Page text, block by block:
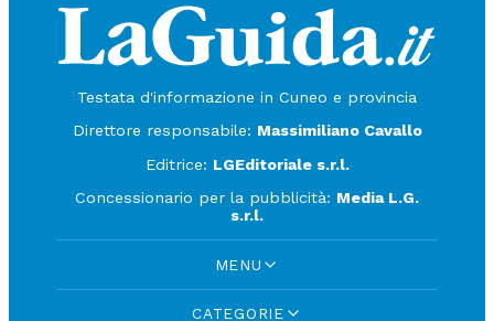
Testata d'informazione in Cuneo e provincia
Direttore responsabile: Massimiliano Cavallo
Editrice: LGEditoriale s.r.l.
Concessionario per la pubblicità: Media L.G.
s.r.l.
MENU
CATEGORIE